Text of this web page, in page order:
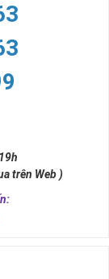
trên Web )